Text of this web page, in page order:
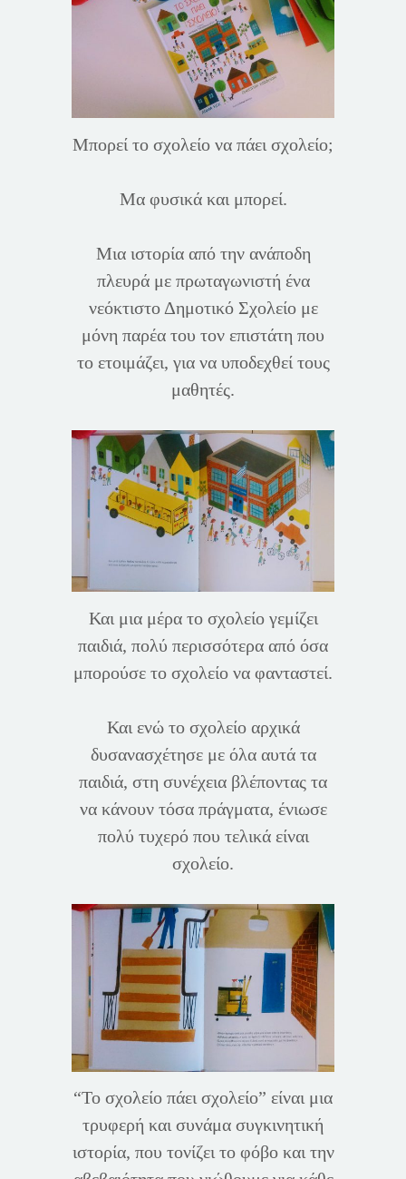
Μπορεί το σχολείο να πάει σχολείο;
Μα φυσικά και μπορεί.
Μια ιστορία από την ανάποδη
πλευρά με πρωταγωνιστή ένα
νεόκτιστο Δημοτικό Σχολείο με
μόνη παρέα του τον επιστάτη που
το ετοιμάζει, για να υποδεχθεί τους
μαθητές.
Και μια μέρα το σχολείο γεμίζει
παιδιά, πολύ περισσότερα από όσα
μπορούσε το σχολείο να φανταστεί.
Και ενώ το σχολείο αρχικά
δυσανασχέτησε με όλα αυτά τα
παιδιά, στη συνέχεια βλέποντας τα
να κάνουν τόσα πράγματα, ένιωσε
πολύ τυχερό που τελικά είναι
σχολείο.
“Το σχολείο πάει σχολείο” είναι μια
τρυφερή και συνάμα συγκινητική
ιστορία, που τονίζει το φόβο και την